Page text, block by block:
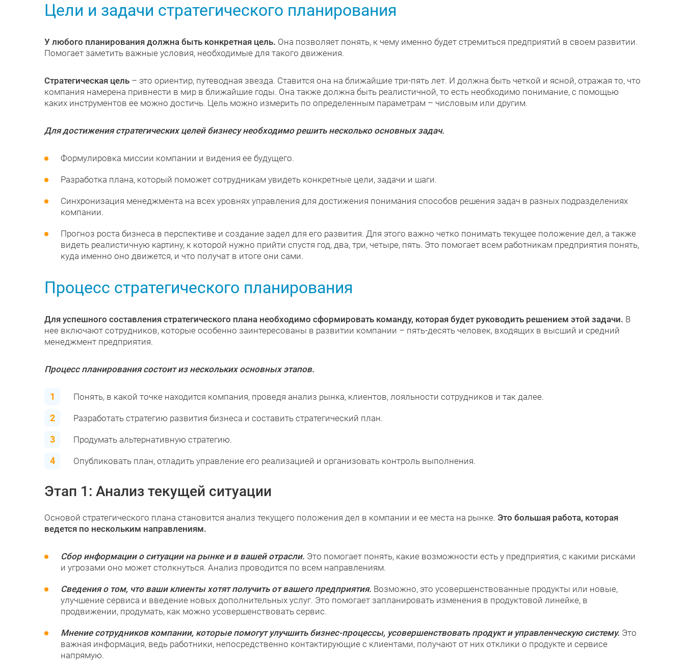
Цели и задачи стратегического планирования
У любого планирования должна быть конкретная цель. Она позволяет понять, к чему именно будет стремиться предприятий в своем развитии.
Помогает заметить важные условия, необходимые для такого движения.
Стратегическая цель – это ориентир, путеводная звезда. Ставится она на ближайшие три-пять лет. И должна быть четкой и ясной, отражая то, что
компания намерена привнести в мир в ближайшие годы. Она также должна быть реалистичной, то есть необходимо понимание, с помощью
каких инструментов ее можно достичь. Цель можно измерить по определенным параметрам – числовым или другим.
Для достижения стратегических целей бизнесу необходимо решить несколько основных задач.
Формулировка миссии компании и видения ее будущего.
Разработка плана, который поможет сотрудникам увидеть конкретные цели, задачи и шаги.
Синхронизация менеджмента на всех уровнях управления для достижения понимания способов решения задач в разных подразделениях
компании.
Прогноз роста бизнеса в перспективе и создание задел для его развития. Для этого важно четко понимать текущее положение дел, а также
видеть реалистичную картину, к которой нужно прийти спустя год, два, три, четыре, пять. Это помогает всем работникам предприятия понять,
куда именно оно движется, и что получат в итоге они сами.
Процесс стратегического планирования
Для успешного составления стратегического плана необходимо сформировать команду, которая будет руководить решением этой задачи. В
нее включают сотрудников, которые особенно заинтересованы в развитии компании – пять-десять человек, входящих в высший и средний
менеджмент предприятия.
Процесс планирования состоит из нескольких основных этапов.
Понять, в какой точке находится компания, проведя анализ рынка, клиентов, лояльности сотрудников и так далее.
Разработать стратегию развития бизнеса и составить стратегический план.
Продумать альтернативную стратегию.
Опубликовать план, отладить управление его реализацией и организовать контроль выполнения.
Этап 1: Анализ текущей ситуации
Основой стратегического плана становится анализ текущего положения дел в компании и ее места на рынке. Это большая работа, которая
ведется по нескольким направлениям.
Сбор информации о ситуации на рынке и в вашей отрасли. Это помогает понять, какие возможности есть у предприятия, с какими рисками
и угрозами оно может столкнуться. Анализ проводится по всем направлениям.
Сведения о том, что ваши клиенты хотят получить от вашего предприятия. Возможно, это усовершенствованные продукты или новые,
улучшение сервиса и введение новых дополнительных услуг. Это помогает запланировать изменения в продуктовой линейке, в
продвижении, продумать, как можно усовершенствовать сервис.
Мнение сотрудников компании, которые помогут улучшить бизнес-процессы, усовершенствовать продукт и управленческую систему. Это
важная информация, ведь работники, непосредственно контактирующие с клиентами, получают от них отклики о продукте и сервисе
напрямую.